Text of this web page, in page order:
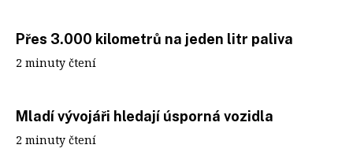
Přes 3.000 kilometrů na jeden litr paliva
2 minuty čtení
Mladí vývojáři hledají úsporná vozidla
2 minuty čtení